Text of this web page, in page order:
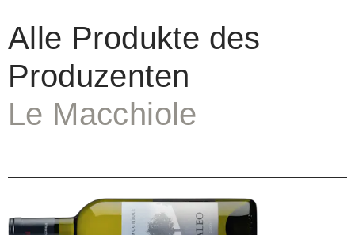
Alle Produkte des
Produzenten
Le Macchiole